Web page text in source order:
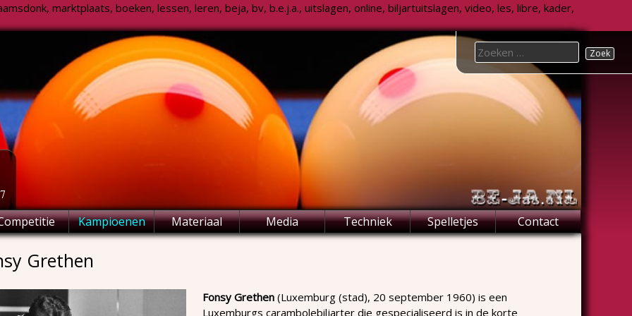
marktplaats, boeken, lessen, leren, beja, bv, b.e.j.a., uitslagen, online, biljartuitslagen, video, les, libre, kader,
Kampioenen Materiaal Media Techniek Spelletjes Contact
Search
for:
Grethen
Fonsy Grethen(Luxemburg (stad), 20 september 1960) is een
Luxemburgs carambolebiljarter die gespecialiseerd is in de korte